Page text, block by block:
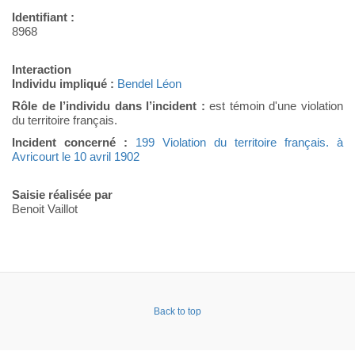
Identifiant :
8968
Interaction
Individu impliqué : Bendel Léon
Rôle de l’individu dans l’incident : est témoin d'une violation
du territoire français.
Incident concerné :
199 Violation du territoire français. à
Avricourt le 10 avril 1902
Saisie réalisée par
Benoit Vaillot
Back to top